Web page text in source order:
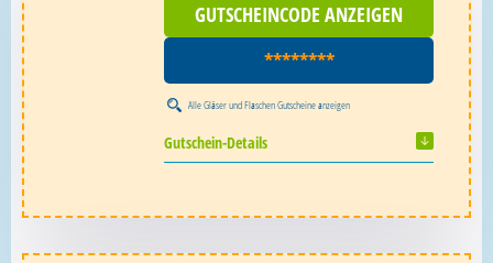
GUTSCHEINCODE ANZEIGEN
********
AlleGläser und Flaschen Gutscheineanzeigen
Gutschein-Details